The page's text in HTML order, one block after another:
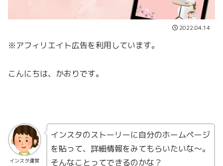
2022.04.14
※アフィリエイト広告を利用しています。
こんにちは、かおりです。
インスタ運営
インスタのストーリーに自分のホームページ
を貼って、詳細情報をみてもらいたいな〜。
そんなことってできるのかな？